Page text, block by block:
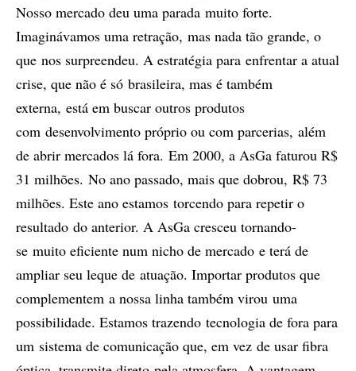
Nosso mercado deu uma parada muito forte.
Imaginávamos uma retração, mas nada tão grande, o
que nos surpreendeu. A estratégia para enfrentar a atual
crise, que não é só brasileira, mas é também
externa, está em buscar outros produtos
com desenvolvimento próprio ou com parcerias, além
de abrir mercados lá fora. Em 2000, a AsGa faturou R$
31 milhões. No ano passado, mais que dobrou, R$ 73
milhões. Este ano estamos torcendo para repetir o
resultado do anterior. A AsGa cresceu tornando-
se muito eficiente num nicho de mercado e terá de
ampliar seu leque de atuação. Importar produtos que
complementem a nossa linha também virou uma
possibilidade. Estamos trazendo tecnologia de fora para
um sistema de comunicação que, em vez de usar fibra